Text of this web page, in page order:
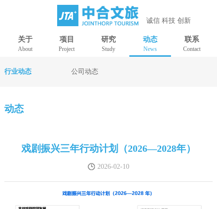
诚信 科技 创新
关于
About
项目
Project
研究
Study
动态
News
联系
Contact
行业动态 公司动态
动态
戏剧振兴三年行动计划（2026—2028年）
2026-02-10